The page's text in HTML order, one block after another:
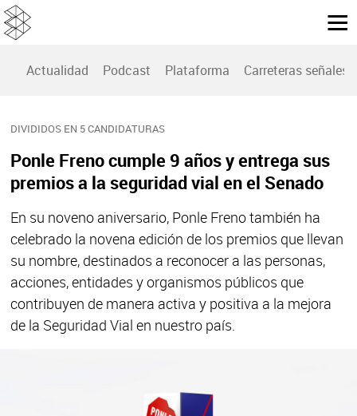
Actualidad Podcast Plataforma Carreteras señales
DIVIDIDOS EN 5 CANDIDATURAS
Ponle Freno cumple 9 años y entrega sus
premios a la seguridad vial en el Senado
En su noveno aniversario, Ponle Freno también ha
celebrado la novena edición de los premios que llevan
su nombre, destinados a reconocer a las personas,
acciones, entidades y organismos públicos que
contribuyen de manera activa y positiva a la mejora
de la Seguridad Vial en nuestro país.